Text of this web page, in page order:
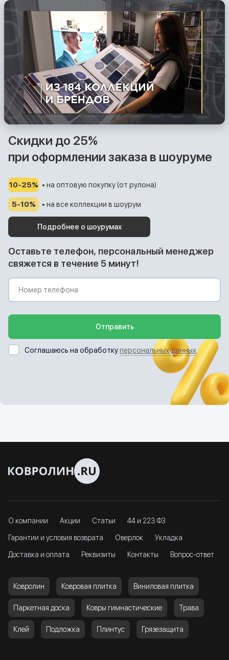
Скидки до 25%
при оформлении заказа в шоуруме
10-25% • на оптовую покупку (от рулона)
5-10% • на все коллекции в шоурум
Подробнее о шоурумах
Оставьте телефон, персональный менеджер
свяжется в течение 5 минут!
Отправить
Соглашаюсь на обработкуперсональных данных
О компании Акции Статьи 44 и 223 ФЗ
Гарантии и условия возврата Оверлок Укладка
Доставка и оплата Реквизиты Контакты Вопрос-ответ
Ковролин Ковровая плитка Виниловая плитка
Паркетная доска Ковры гимнастические Трава
Клей Подложка Плинтус Грязезащита